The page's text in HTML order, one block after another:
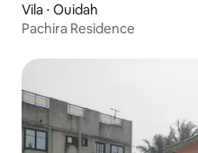
Vila ⋅ Ouidah
Pachira Residence